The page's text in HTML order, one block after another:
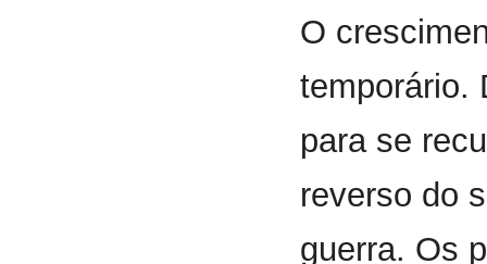
O
temporário.
para se
reverso do
guerra. Os